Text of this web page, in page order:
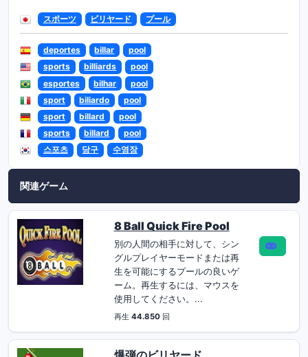
スポーツ ビリヤード プール
deportes billar
pool
sports
billiards
pool
esportes
bilhar
pool
sport
biliardo
pool
sport
billard
pool
sports
billard
pool
스포츠
당구 수영장
関連ゲーム
8 Ball Quick Fire Pool
別の人間の相手に対して、シン
グルプレイヤーモードまたは再
生を可能にするプールの良いゲ
ーム。再生するには、マウスを
使用してください。...
再生 44.850回